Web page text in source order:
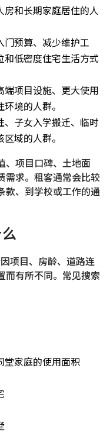
房和长期家庭居住的人
门预算、减少维护工
低密度住宅生活方式
项目设施、更大使用
境的人群。
、子女入学搬迁、临时
域的人群。
、项目口碑、土地面
需求。租客通常会比较
款、到学校或工作的通
项目、房龄、道路连
而有所不同。常见搜索
堂家庭的使用面积